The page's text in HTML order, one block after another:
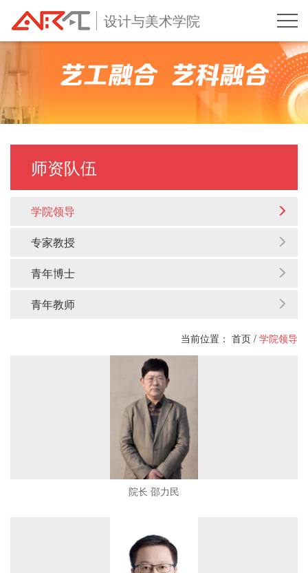
设计与美术学院
师资队伍
学院领导
专家教授
青年博士
青年教师
当前位置： 首页 / 学院领导
院长 邵力民